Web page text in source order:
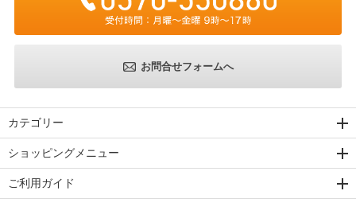
お問合せフォームへ
カテゴリー
ショッピングメニュー
ご利用ガイド